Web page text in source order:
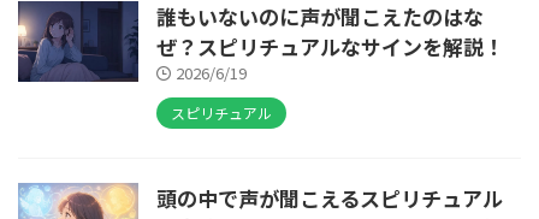
誰もいないのに声が聞こえたのはな
ぜ？スピリチュアルなサインを解説！
2026/6/19
スピリチュアル
頭の中で声が聞こえるスピリチュアル